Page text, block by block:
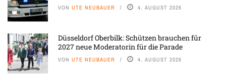
VON UTE NEUBAUER 4. AUGUST 2026
Düsseldorf Oberbilk: Schützen brauchen für
2027 neue Moderatorin für die Parade
VON UTE NEUBAUER 4. AUGUST 2026